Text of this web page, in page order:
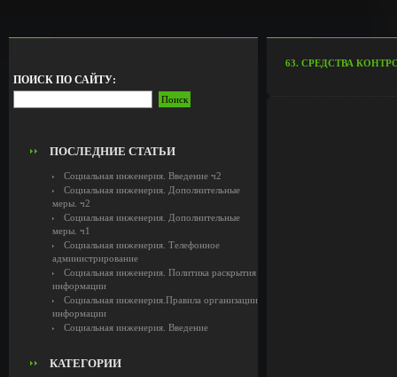
ПОИСК ПО САЙТУ:
ПОСЛЕДНИЕ СТАТЬИ
Социальная инженерия. Введение ч2
Социальная инженерия. Дополнительные
меры. ч2
Социальная инженерия. Дополнительные
меры. ч1
Социальная инженерия. Телефонное
администрирование
Социальная инженерия. Политика раскрытия
информации
Социальная инженерия.Правила организации
информации
Социальная инженерия. Введение
КАТЕГОРИИ
63. CРЕДСТВА